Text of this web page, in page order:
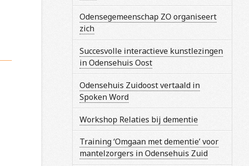
Odensegemeenschap ZO organiseert
zich
Succesvolle interactieve kunstlezingen
in Odensehuis Oost
Odensehuis Zuidoost vertaald in
Spoken Word
Workshop Relaties bij dementie
Training ‘Omgaan met dementie’ voor
mantelzorgers in Odensehuis Zuid